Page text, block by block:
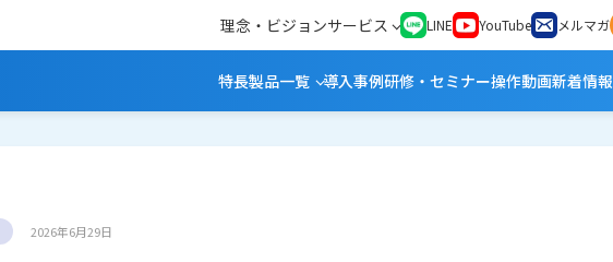
理念・ビジョンサービス LINE YouTube メルマガ
特長製品一覧 導入事例研修・セミナー操作動画新着情報
2026年6月29日